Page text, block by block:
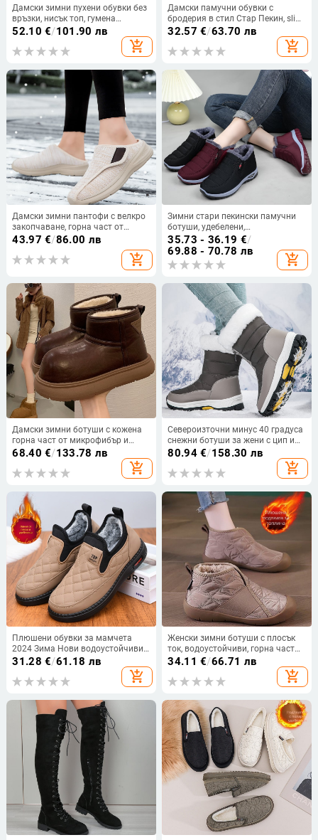
Дамски зимни пухени обувки без
връзки, нисък топ, гумена
подметка, горна материя Xishi
Velvet, подплата изкуствен пух,
корейски стил
52.10 €/101.90 лв
add_shopping_cart
Дамски памучни обувки с
бродерия в стил Стар Пекин, slip-
on, мек под, топли и удобни за
32.57 €/63.70 лв
add_shopping_cart
Дамски зимни пантофи с велкро
закопчаване, горна част от
летяща прежда и плюш,
подплата от изкуствен къс пух,
EVA подметка, нисък профил
43.97 €/86.00 лв
add_shopping_cart
Зимни стари пекински памучни
ботуши, удебелени,
водоустойчиви, неплъзгащи се,
удобни, плоски, удобни
трансгранични снежни ботуши за
майки на средна възраст и
35.73 - 36.19 €/
69.88 - 70.78 лв
add_shopping_cart
Дамски зимни ботуши с кожена
горна част от микрофибър и
подплата от изкуствен косъм,
подметка, нисък глезен, кръгъл
68.40 €/133.78 лв
add_shopping_cart
Североизточни минус 40 градуса
снежни ботуши за жени с цип и
подплата от полар, Харбин, супер
топли памучни обувки с големи
размери
80.94€/158.30 лв
add_shopping_cart
Плюшени обувки за мамчета
2024 Зима Нови водоустойчиви
ежедневни дамски памучни
обувки с мека подметка, топли
снежни ботуши за жени
31.28 €/61.18 лв
add_shopping_cart
Женски зимни ботуши с плосък
ток, водоустойчиви, горна част
от еластичен Lycra, подплата от
изкуствен къс плюш, подметка
полиуретан
34.11 €/66.71 лв
add_shopping_cart